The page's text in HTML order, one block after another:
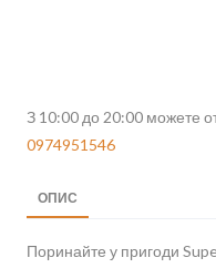
З 10:00 до 20:00 можете
0974951546
ОПИС
Поринайте у пригоди